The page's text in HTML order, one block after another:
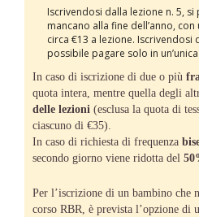
Iscrivendosi dalla lezione n. 5,
mancano alla fine dell’anno,
circa €13 a lezione. Iscrivendosi
possibile pagare solo in
In caso di iscrizione di due o più
quota intera, mentre quella degli
delle lezioni (esclusa la quota di
ciascuno di €35).
In caso di richiesta di frequenza
secondo giorno viene ridotta del
Per l’iscrizione di un bambino che
corso RBR, è prevista l’opzione di